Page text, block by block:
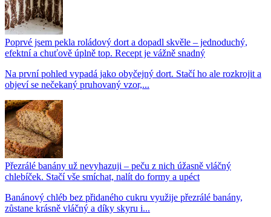
Poprvé jsem pekla roládový dort a dopadl skvěle – jednoduchý,
efektní a chuťově úplně top. Recept je vážně snadný
Na první pohled vypadá jako obyčejný dort. Stačí ho ale rozkrojit a
objeví se nečekaný pruhovaný vzor,...
Přezrálé banány už nevyhazuji – peču z nich úžasně vláčný
chlebíček. Stačí vše smíchat, nalít do formy a upéct
Banánový chléb bez přidaného cukru využije přezrálé banány,
zůstane krásně vláčný a díky skyru i...